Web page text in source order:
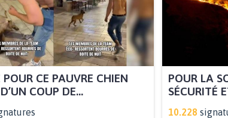
POUR CE PAUVRE CHIEN
COUP DE...
POUR LA
SÉCURITÉ
10.228